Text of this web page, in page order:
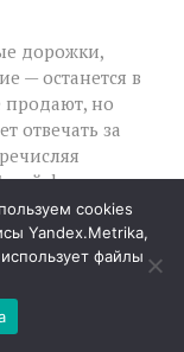
дорожки,
— останется в
продают, но
отвечать за
формат
от их состояния
cookies
Yandex.Metrika,
файлы